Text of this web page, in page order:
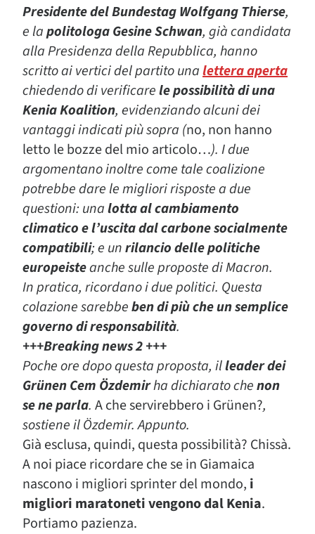
Presidente del Bundestag Wolfgang Thierse,
e lapolitologa Gesine Schwan, già candidata
alla Presidenza della Repubblica, hanno
scritto ai vertici del partito unalettera aperta
chiedendo di verificarele possibilità di una
Kenia Koalition, evidenziando alcuni dei
vantaggi indicati più sopra (no, non hanno
letto le bozze del mio articolo…). I due
argomentano inoltre come tale coalizione
potrebbe dare le migliori risposte a due
questioni: unalotta al cambiamento
climatico e l’uscita dal carbone socialmente
compatibili; e unrilancio delle politiche
europeisteanche sulle proposte di Macron.
In pratica, ricordano i due politici. Questa
colazione sarebbeben di più che un semplice
governo di responsabilità.
+++Breaking news 2 +++
Poche ore dopo questa proposta, illeader dei
Grünen Cem Özdemirha dichiarato chenon
se ne parla. A che servirebbero i Grünen?,
sostiene il Özdemir. Appunto.
Già esclusa, quindi, questa possibilità? Chissà.
A noi piace ricordare che se in Giamaica
nascono i migliori sprinter del mondo, i
migliori maratoneti vengono dal Kenia.
Portiamo pazienza.